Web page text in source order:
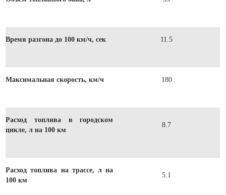
Время разгона до 100 км/ч, сек 11.5
Максимальная скорость, км/ч 180
Расход топлива в городском
цикле, л на 100 км
8.7
Расход топлива на трассе, л на
100 км
5.1